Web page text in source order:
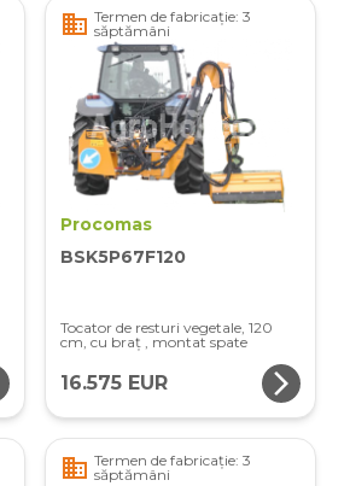
business Termen de fabricație: 3
săptămâni
Procomas
BSK5P67F120
Tocator de resturi vegetale, 120
cm, cu braț , montat spate
16.575 EUR arrow_forward_ios
business Termen de fabricație: 3
săptămâni